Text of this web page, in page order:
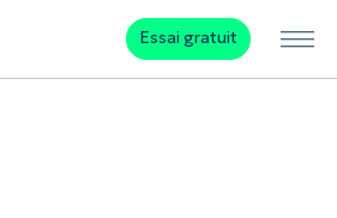
Essai gratuit